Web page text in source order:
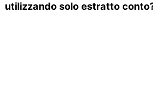
utilizzando solo estratto